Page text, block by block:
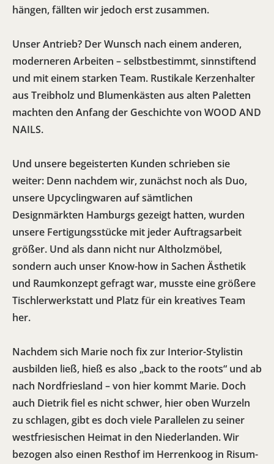
hängen, fällten wir jedoch erst zusammen.
Unser Antrieb? Der Wunsch nach einem anderen,
moderneren Arbeiten – selbstbestimmt, sinnstiftend
und mit einem starken Team. Rustikale Kerzenhalter
aus Treibholz und Blumenkästen aus alten Paletten
machten den Anfang der Geschichte von WOOD AND
NAILS.
Und unsere begeisterten Kunden schrieben sie
weiter: Denn nachdem wir, zunächst noch als Duo,
unsere Upcyclingwaren auf sämtlichen
Designmärkten Hamburgs gezeigt hatten, wurden
unsere Fertigungsstücke mit jeder Auftragsarbeit
größer. Und als dann nicht nur Altholzmöbel,
sondern auch unser Know-how in Sachen Ästhetik
und Raumkonzept gefragt war, musste eine größere
Tischlerwerkstatt und Platz für ein kreatives Team
her.
Nachdem sich Marie noch fix zur Interior-Stylistin
ausbilden ließ, hieß es also „back to the roots“ und ab
nach Nordfriesland – von hier kommt Marie. Doch
auch Dietrik fiel es nicht schwer, hier oben Wurzeln
zu schlagen, gibt es doch viele Parallelen zu seiner
westfriesischen Heimat in den Niederlanden. Wir
bezogen also einen Resthof im Herrenkoog in Risum-